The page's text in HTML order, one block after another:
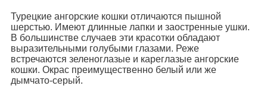
Турецкие ангорские кошки отличаются пышной
шерстью. Имеют длинные лапки и заостренные ушки.
В большинстве случаев эти красотки обладают
выразительными голубыми глазами. Реже
встречаются зеленоглазые и кареглазые ангорские
кошки. Окрас преимущественно белый или же
дымчато-серый.